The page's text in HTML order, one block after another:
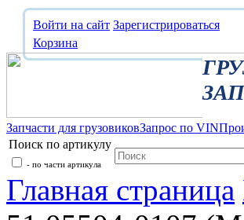
Войти на сайт Зарегистрироваться
Корзина
Запчасти для грузовиковЗапрос по VIN
Поиск по артикулу
- по части артикула
Главная страница